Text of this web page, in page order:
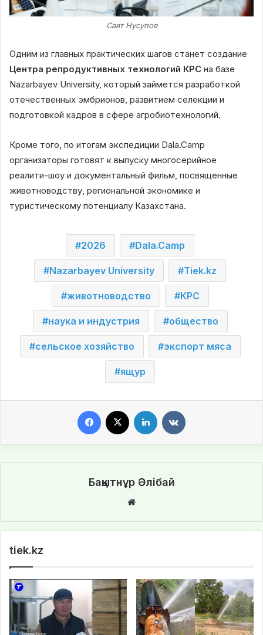
Саят Нусупов
Одним из главных практических шагов станет создание
Центра репродуктивных технологий КРС на базе
Nazarbayev University, который займется разработкой
отечественных эмбрионов, развитием селекции и
подготовкой кадров в сфере агробиотехнологий.
Кроме того, по итогам экспедиции Dala.Camp
организаторы готовят к выпуску многосерийное
реалити-шоу и документальный фильм, посвященные
животноводству, региональной экономике и
туристическому потенциалу Казахстана.
2026 Dala.Camp
Nazarbayev University Tiek.kz
животноводство КРС
наука и индустрия общество
сельское хозяйство экспорт мяса
ящур
Бақытнұр Әлібай
te
tiek.kz